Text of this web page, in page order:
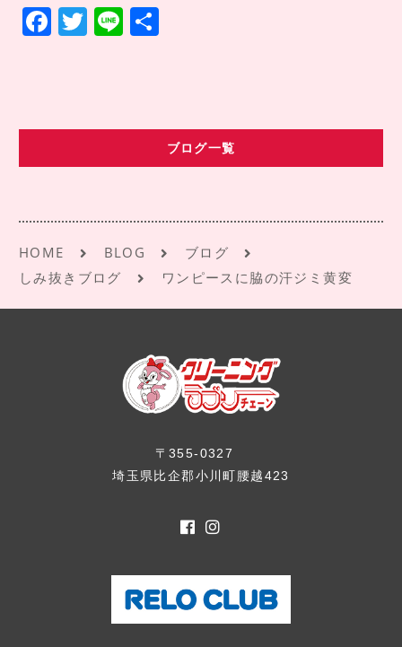
F
a
b
o
k
T
w
r
Li
n
ブログ一覧
HOME BLOG
ブログ
しみ抜きブログ
ワンピースに脇の汗ジミ黄変
〒355-0327
埼玉県比企郡小川町腰越423